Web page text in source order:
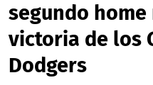
segundo
victoria de los
Dodgers